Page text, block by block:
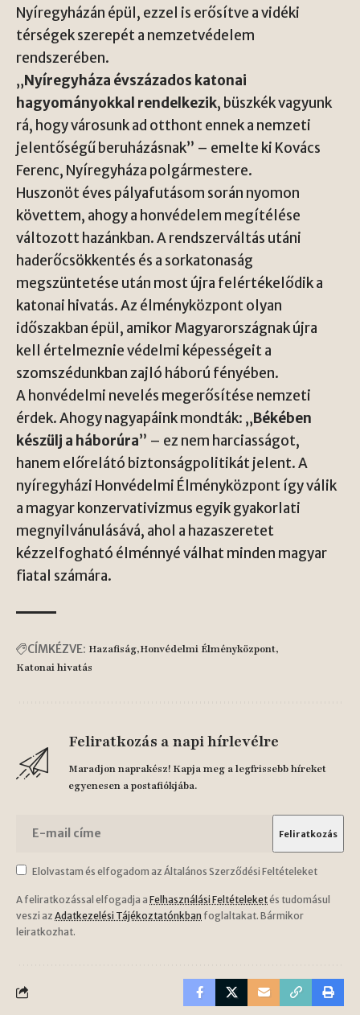
Nyíregyházán épül, ezzel is erősítve a vidéki
térségek szerepét a nemzetvédelem
rendszerében.
„Nyíregyháza évszázados katonai
hagyományokkal rendelkezik, büszkék vagyunk
rá, hogy városunk ad otthont ennek a nemzeti
jelentőségű beruházásnak” – emelte ki Kovács
Ferenc, Nyíregyháza polgármestere.
Huszonöt éves pályafutásom során nyomon
követtem, ahogy a honvédelem megítélése
változott hazánkban. A rendszerváltás utáni
haderőcsökkentés és a sorkatonaság
megszüntetése után most újra felértékelődik a
katonai hivatás. Az élményközpont olyan
időszakban épül, amikor Magyarországnak újra
kell értelmeznie védelmi képességeit a
szomszédunkban zajló háború fényében.
A honvédelmi nevelés megerősítése nemzeti
érdek. Ahogy nagyapáink mondták: „Békében
készülj a háborúra” – ez nem harciasságot,
hanem előrelátó biztonságpolitikát jelent. A
nyíregyházi Honvédelmi Élményközpont így válik
a magyar konzervativizmus egyik gyakorlati
megnyilvánulásává, ahol a hazaszeretet
kézzelfogható élménnyé válhat minden magyar
fiatal számára.
CÍMKÉZVE: Hazafiság Honvédelmi Élményközpont
Katonai hivatás
Feliratkozás a napi hírlevélre
Maradjon naprakész! Kapja meg a legfrissebb híreket
egyenesen a postafiókjába.
Elolvastam és elfogadom az Általános Szerződési Feltételeket
A feliratkozással elfogadja a Felhasználási Feltételeketés tudomásul
veszi az Adatkezelési Tájékoztatónkban foglaltakat. Bármikor
leiratkozhat.